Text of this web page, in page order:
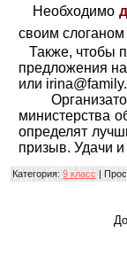
Необходимо
своим слоганом
Также, чтобы
предложения
или
министерства
определят
призыв. Удачи
Категория: 9 класс |